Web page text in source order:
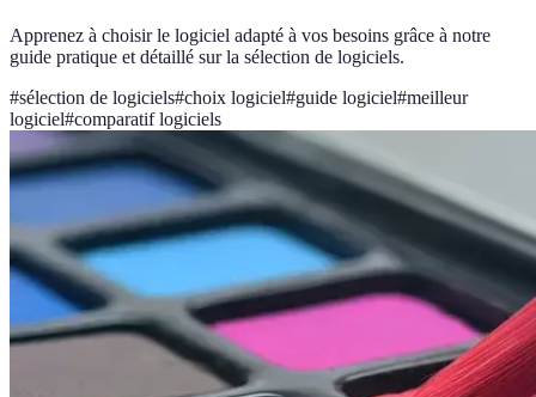
Apprenez à choisir le logiciel adapté à vos besoins grâce à notre
guide pratique et détaillé sur la sélection de logiciels.
#sélection de logiciels#choix logiciel#guide logiciel#meilleur
logiciel#comparatif logiciels